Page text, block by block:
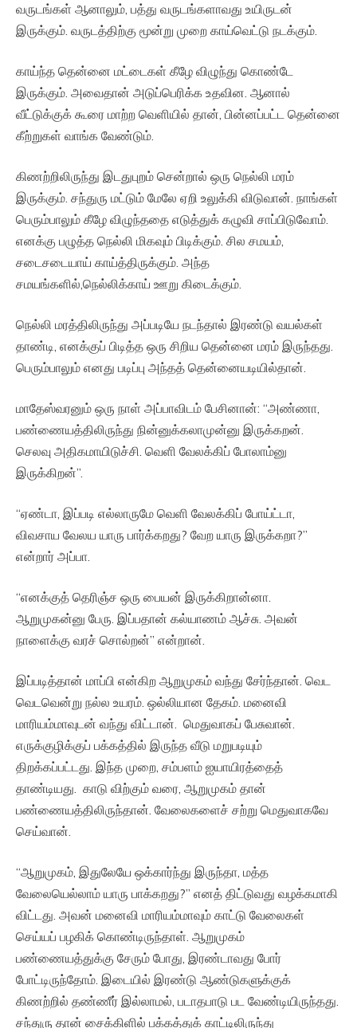
வருடங்கள் ஆனாலும், பத்து வருடங்களாவது உயிருடன்
இருக்கும். வருடத்திற்கு மூன்று முறை காய்வெட்டு நடக்கும்.
காய்ந்த தென்னை மட்டைகள் கீழே விழுந்து கொண்டே
இருக்கும். அவைதான் அடுப்பெரிக்க உதவின. ஆனால்
வீட்டுக்குக் கூரை மாற்ற வெளியில் தான், பின்னப்பட்ட தென்னை
கீற்றுகள் வாங்க வேண்டும்.
கிணற்றிலிருந்து இடதுபுறம் சென்றால் ஒரு நெல்லி மரம்
இருக்கும்‌. சந்துரு மட்டும் மேலே ஏறி உலுக்கி விடுவான். நாங்கள்
பெரும்பாலும் கீழே விழுந்ததை எடுத்துக் கழுவி சாப்பிடுவோம்.
எனக்கு பழுத்த நெல்லி மிகவும் பிடிக்கும். சில சமயம்,
சடைசடையாய் காய்த்திருக்கும். அந்த
சமயங்களில்,நெல்லிக்காய் ஊறு கிடைக்கும்.
நெல்லி மரத்திலிருந்து அப்படியே நடந்தால் இரண்டு வயல்கள்
தாண்டி, எனக்குப் பிடித்த ஒரு சிறிய தென்னை மரம் இருந்தது.
பெரும்பாலும் எனது படிப்பு அந்தத் தென்னையடியில்தான்.
மாதேஸ்வரனும் ஒரு நாள் அப்பாவிடம் பேசினான்: “அண்ணா,
பண்ணையத்திலிருந்து நின்னுக்கலாமுன்னு இருக்கறன்.
செலவு அதிகமாயிடுச்சி. வெளி வேலக்கிப் போலாம்னு
இருக்கிறன்”.
“ஏண்டா, இப்படி எல்லாருமே வெளி வேலக்கிப் போய்ட்டா,
விவசாய வேலய யாரு பார்க்கறது? வேற யாரு இருக்கறா?”
என்றார் அப்பா.
“எனக்குத் தெரிஞ்ச ஒரு பையன் இருக்கிறான்னா.
ஆறுமுகன்னு பேரு. இப்பதான் கல்யாணம் ஆச்சு. அவன்
நாளைக்கு வரச் சொல்றன்” என்றான்.
இப்படித்தான் மாப்பி என்கிற ஆறுமுகம் வந்து சேர்ந்தான். வெட
வெடவென்று நல்ல உயரம். ஒல்லியான தேகம். மனைவி
மாரியம்மாவுடன் வந்து விட்டான். மெதுவாகப் பேசுவான்.
எருக்குழிக்குப் பக்கத்தில் இருந்த வீடு மறுபடியும்
திறக்கப்பட்டது. இந்த முறை, சம்பளம் ஐயாயிரத்தைத்
தாண்டியது. காடு விற்கும் வரை, ஆறுமுகம் தான்
பண்ணையத்திலிருந்தான். வேலைகளைச் சற்று மெதுவாகவே
செய்வான்.
“ஆறுமுகம், இதுலேயே ஒக்கார்ந்து இருந்தா, மத்த
வேலையெல்லாம் யாரு பாக்கறது?” எனத் திட்டுவது வழக்கமாகி
விட்டது. அவன் மனைவி மாரியம்மாவும் காட்டு வேலைகள்
செய்யப் பழகிக் கொண்டிருந்தாள். ஆறுமுகம்
பண்ணையத்துக்கு சேரும் போது, இரண்டாவது போர்
போட்டிருந்தோம். இடையில் இரண்டு ஆண்டுகளுக்குக்
கிணற்றில் தண்ணீர் இல்லாமல், படாதபாடு பட வேண்டியிருந்தது.
சந்துரு தான் சைக்கிளில் பக்கத்துக் காட்டிலிருந்து